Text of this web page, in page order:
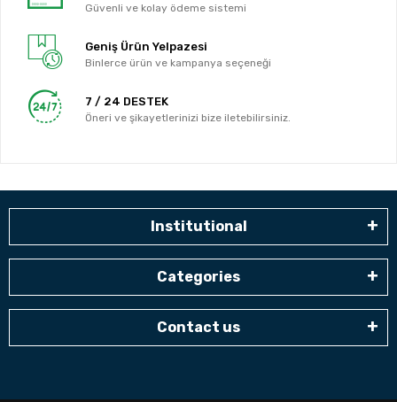
Güvenli ve kolay ödeme sistemi
Geniş Ürün Yelpazesi
Binlerce ürün ve kampanya seçeneği
7 / 24 DESTEK
Öneri ve şikayetlerinizi bize iletebilirsiniz.
Institutional
Categories
Contact us